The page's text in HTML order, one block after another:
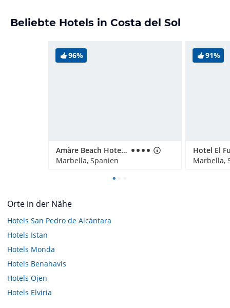
Beliebte Hotels in Costa del Sol
96%
Amàre Beach Hotel Marbella - Adults only
Marbella, Spanien
91%
Marbella,
Orte in der Nähe
Hotels San Pedro de Alcántara
Hotels Istan
Hotels Monda
Hotels Benahavis
Hotels Ojen
Hotels Elviria